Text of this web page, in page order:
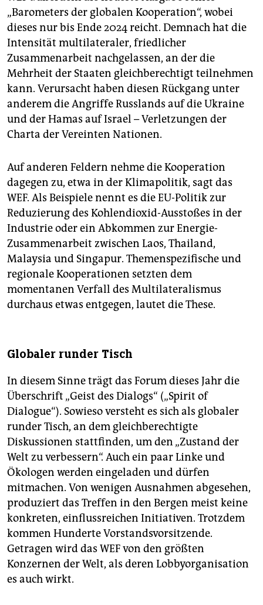
„Barometers der globalen Kooperation“, wobei
dieses nur bis Ende 2024 reicht. Demnach hat die
Intensität multilateraler, friedlicher
Zusammenarbeit nachgelassen, an der die
Mehrheit der Staaten gleichberechtigt teilnehmen
kann. Verursacht haben diesen Rückgang unter
anderem die Angriffe Russlands auf die Ukraine
und der Hamas auf Israel – Verletzungen der
Charta der Vereinten Nationen.
Auf anderen Feldern nehme die Kooperation
dagegen zu, etwa in der Klimapolitik, sagt das
WEF. Als Beispiele nennt es die EU-Politik zur
Reduzierung des Kohlendioxid-Ausstoßes in der
Industrie oder ein Abkommen zur Energie-
Zusammenarbeit zwischen Laos, Thailand,
Malaysia und Singapur. Themenspezifische und
regionale Kooperationen setzten dem
momentanen Verfall des Multilateralismus
durchaus etwas entgegen, lautet die These.
Globaler runder Tisch
In diesem Sinne trägt das Forum dieses Jahr die
Überschrift „Geist des Dialogs“ („Spirit of
Dialogue“). Sowieso versteht es sich als globaler
runder Tisch, an dem gleichberechtigte
Diskussionen stattfinden, um den „Zustand der
Welt zu verbessern“. Auch ein paar Linke und
Ökologen werden eingeladen und dürfen
mitmachen. Von wenigen Ausnahmen abgesehen,
produziert das Treffen in den Bergen meist keine
konkreten, einflussreichen Initiativen. Trotzdem
kommen Hunderte Vorstandsvorsitzende.
Getragen wird das WEF von den größten
Konzernen der Welt, als deren Lobbyorganisation
es auch wirkt.